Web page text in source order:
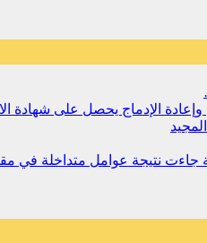
وإعادة الإدماج يحصل على شهادة
جاءت نتيجة عوامل متداخلة